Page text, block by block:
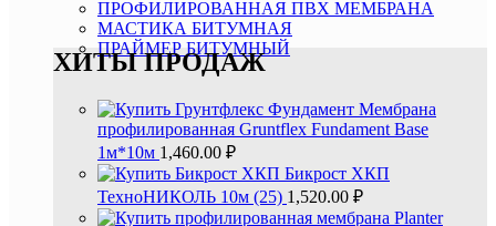
ПРОФИЛИРОВАННАЯ ПВХ МЕМБРАНА
МАСТИКА БИТУМНАЯ
ПРАЙМЕР БИТУМНЫЙ
ХИТЫ ПРОДАЖ
Мембрана
профилированная Gruntflex Fundament Base
1м*10м 1,460.00 ₽
Бикpоcт XКП
ТехноНИКОЛЬ 10м (25) 1,520.00 ₽